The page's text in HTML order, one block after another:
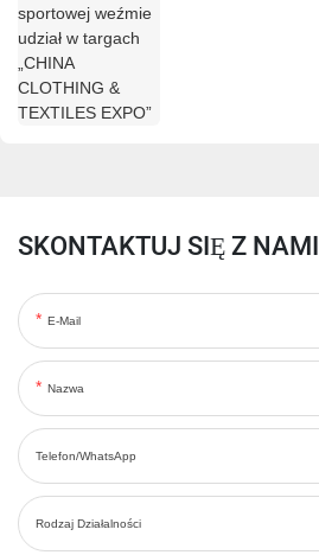
SKONTAKTUJ SIĘ Z NAMI
E-Mail
Nazwa
Telefon/WhatsApp
Rodzaj Działalności